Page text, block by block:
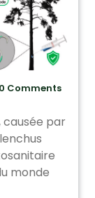
0 Comments
causée par
monde